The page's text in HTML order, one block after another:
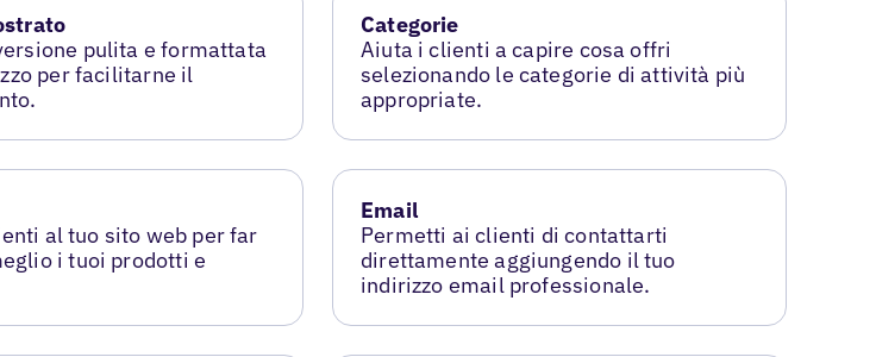
pulita e formattata
per facilitarne il
Categorie
Aiuta i clienti a capire cosa offri
selezionando le categorie di attività più
appropriate.
al tuo sito web per far
i tuoi prodotti e
Email
Permetti ai clienti di contattarti
direttamente aggiungendo il tuo
indirizzo email professionale.